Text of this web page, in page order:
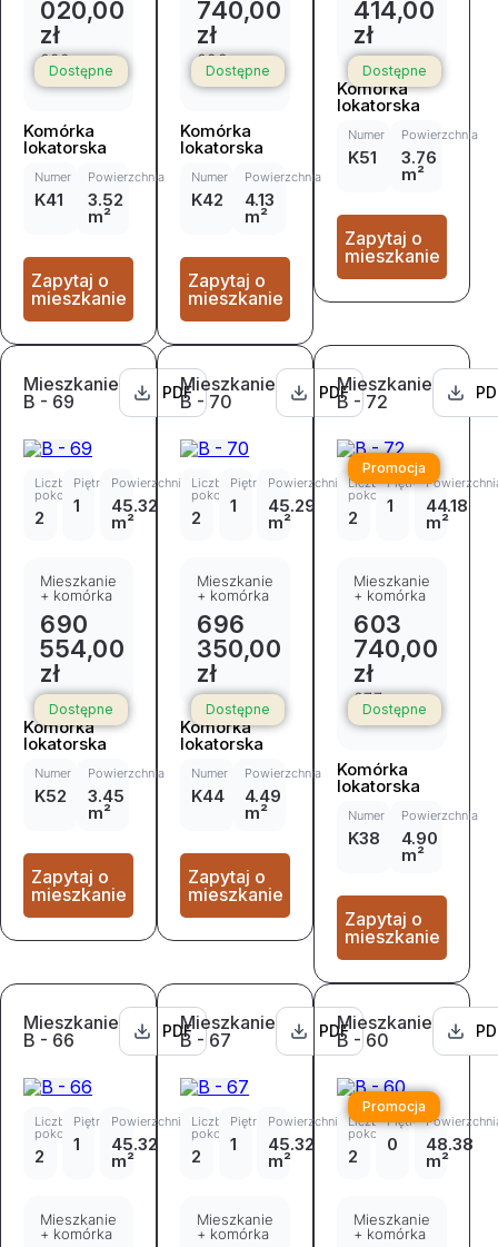
Dostępne
020,00
zł
690
678,00 zł
Komórka
lokatorska
Numer
K41
Powierzchnia
3.52
m²
Zapytaj o
mieszkanie
Dostępne
740,00
zł
688
722,00 zł
Komórka
lokatorska
Numer
K42
Powierzchnia
4.13
m²
Zapytaj o
mieszkanie
Dostępne
414,00
zł
Komórka
lokatorska
Numer
K51
Powierzchnia
3.76
m²
Zapytaj o
mieszkanie
Mieszkanie
B - 69
PDF
Dostępne
Liczba
pokoi
2
Piętro
1
Powierzchnia
45.32
m²
Mieszkanie
+ komórka
690
554,00
zł
Komórka
lokatorska
Numer
K52
Powierzchnia
3.45
m²
Zapytaj o
mieszkanie
Mieszkanie
B - 70
PDF
Dostępne
Liczba
pokoi
2
Piętro
1
Powierzchnia
45.29
m²
Mieszkanie
+ komórka
696
350,00
zł
Komórka
lokatorska
Numer
K44
Powierzchnia
4.49
m²
Zapytaj o
mieszkanie
Mieszkanie
B - 72
Dostępne
Promocja
Liczba
pokoi
2
Piętro
1 44.18
m²
Mieszkanie
+ komórka
603
740,00
zł
677
742,00 zł
Komórka
lokatorska
Numer
K38
Powierzchnia
4.90
m²
Zapytaj o
mieszkanie
Mieszkanie
B - 66
PDF
Liczba
pokoi
2
Piętro
1
Powierzchnia
45.32
m²
Mieszkanie
+ komórka
Mieszkanie
B - 67
PDF
Liczba
pokoi
2
Piętro
1
Powierzchnia
45.32
m²
Mieszkanie
+ komórka
Mieszkanie
B - 60
Promocja
Liczba
pokoi
2
Piętro
0 48.38
m²
Mieszkanie
+ komórka